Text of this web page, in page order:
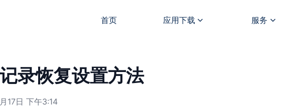
首页 应用下载 服务
录恢复设置方法
17日 下午3:14